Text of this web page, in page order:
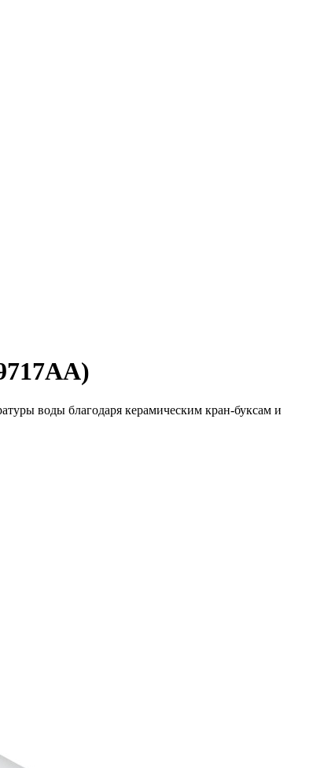
воды благодаря керамическим кран-буксам и